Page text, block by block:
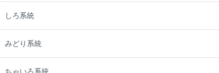
しろ系統
みどり系統
ちゃいろ系統